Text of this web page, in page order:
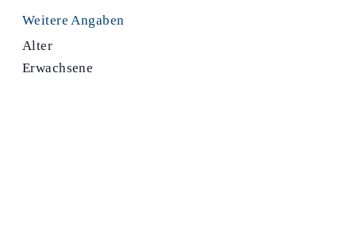
Weitere Angaben
Alter
Erwachsene